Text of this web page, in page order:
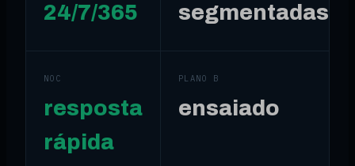
24/7/365 segmentadas
NOC
resposta
rápida
PLANO B
ensaiado